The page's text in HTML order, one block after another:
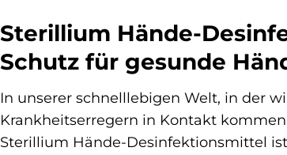
Sterillium Hände-
Schutz für gesunde
In unserer schnelllebigen Welt, in der
Krankheitserregern in Kontakt
Sterillium Hände-Desinfektionsmittel